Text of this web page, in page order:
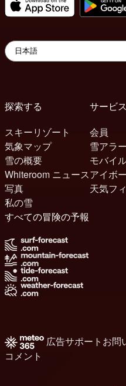
探索する
スキーリゾート
気象マップ
雪の概要
Whiteroom ニュース
写真
私の雪
サービス
会員
雪アラ
モバイ
アイボ
天気フ
すべての冒険の予報
広告サポート お問
コメント